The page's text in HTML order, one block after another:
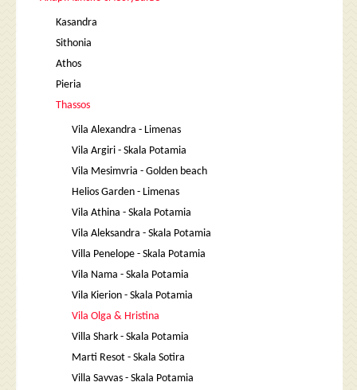
Kasandra
Sithonia
Athos
Pieria
Thassos
Vila Alexandra - Limenas
Vila Argiri - Skala Potamia
Vila Mesimvria - Golden beach
Helios Garden - Limenas
Vila Athina - Skala Potamia
Vila Aleksandra - Skala Potamia
Villa Penelope - Skala Potamia
Vila Nama - Skala Potamia
Vila Kierion - Skala Potamia
Vila Olga & Hristina
Villa Shark - Skala Potamia
Marti Resot - Skala Sotira
Villa Savvas - Skala Potamia